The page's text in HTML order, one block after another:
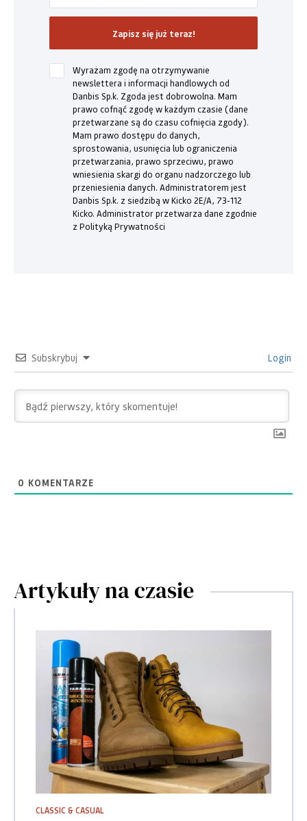
Wyrażam zgodę na otrzymywanie
newslettera i informacji handlowych od
Danbis Sp.k. Zgoda jest dobrowolna. Mam
prawo cofnąć zgodę w każdym czasie (dane
przetwarzane są do czasu cofnięcia zgody).
Mam prawo dostępu do danych,
sprostowania, usunięcia lub ograniczenia
przetwarzania, prawo sprzeciwu, prawo
wniesienia skargi do organu nadzorczego lub
przeniesienia danych. Administratorem jest
Danbis Sp.k. z siedzibą w Kicko 2E/A, 73-112
Kicko. Administrator przetwarza dane zgodnie
z Polityką Prywatności
Subskrybuj Login
0 KOMENTARZE
Artykuły na czasie
CLASSIC & CASUAL